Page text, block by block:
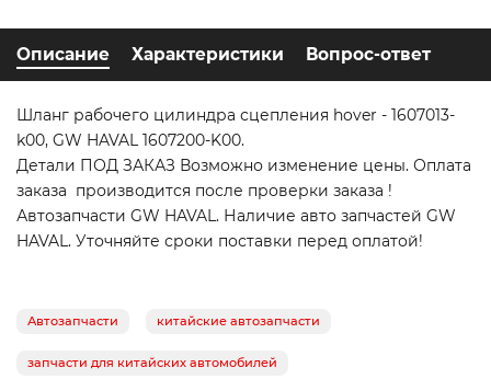
Описание Характеристики Вопрос-ответ
Шланг рабочего цилиндра сцепления hover - 1607013-
k00, GW HAVAL 1607200-K00.
Детали ПОД ЗАКАЗ Возможно изменение цены. Оплата
заказа производится после проверки заказа !
Автозапчасти GW HAVAL. Наличие авто запчастей GW
HAVAL. Уточняйте сроки поставки перед оплатой!
Автозапчасти китайские автозапчасти
запчасти для китайских автомобилей